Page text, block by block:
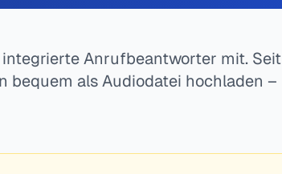
integrierte Anrufbeantworter mit. Seit
bequem als Audiodatei hochladen –